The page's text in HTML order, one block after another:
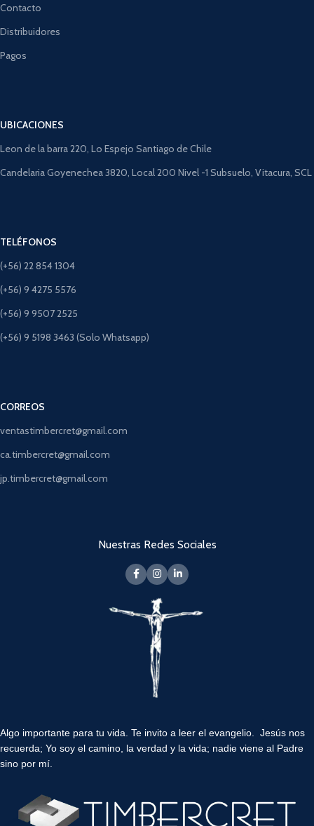
Contacto
Distribuidores
Pagos
UBICACIONES
Leon de la barra 220, Lo Espejo Santiago de Chile
Candelaria Goyenechea 3820, Local 200 Nivel -1 Subsuelo, Vitacura, SCL
TELÉFONOS
(+56) 22 854 1304
(+56) 9 4275 5576
(+56) 9 9507 2525
(+56) 9 5198 3463 (Solo Whatsapp)
CORREOS
ventastimbercret@gmail.com
ca.timbercret@gmail.com
jp.timbercret@gmail.com
Nuestras Redes Sociales
Algo importante para tu vida. Te invito a leer el evangelio. Jesús nos
recuerda; Yo soy el camino, la verdad y la vida; nadie viene al Padre
sino por mí.